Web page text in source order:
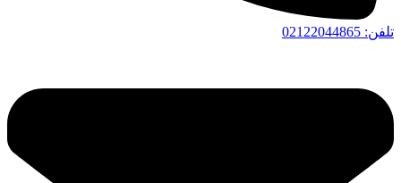
تلفن: 02122044865